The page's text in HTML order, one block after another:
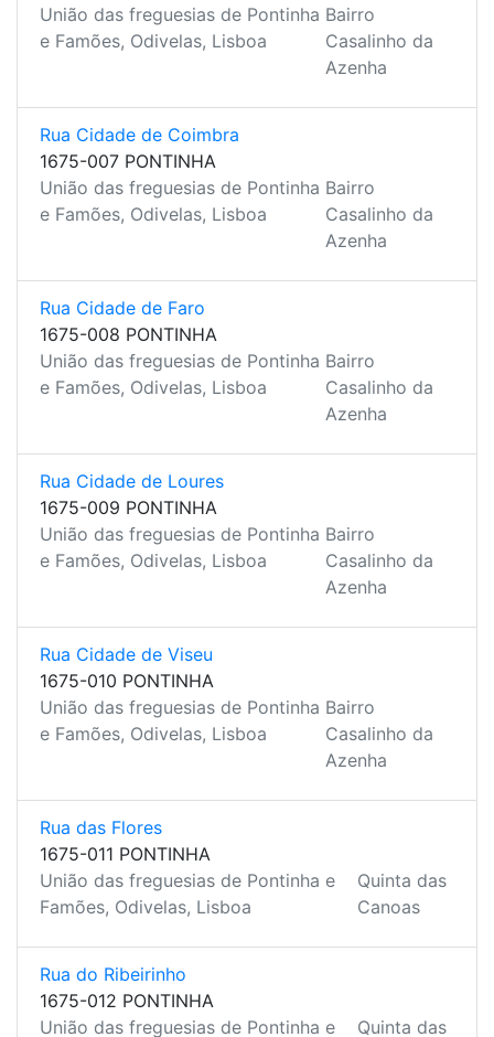
União das freguesias de Pontinha
e Famões, Odivelas, Lisboa
Bairro
Casalinho da
Azenha
Rua Cidade de Coimbra
1675-007 PONTINHA
União das freguesias de Pontinha
e Famões, Odivelas, Lisboa
Bairro
Casalinho da
Azenha
Rua Cidade de Faro
1675-008 PONTINHA
União das freguesias de Pontinha
e Famões, Odivelas, Lisboa
Bairro
Casalinho da
Azenha
Rua Cidade de Loures
1675-009 PONTINHA
União das freguesias de Pontinha
e Famões, Odivelas, Lisboa
Bairro
Casalinho da
Azenha
Rua Cidade de Viseu
1675-010 PONTINHA
União das freguesias de Pontinha
e Famões, Odivelas, Lisboa
Bairro
Casalinho da
Azenha
Rua das Flores
1675-011 PONTINHA
União das freguesias de Pontinha e
Famões, Odivelas, Lisboa
Quinta das
Canoas
Rua do Ribeirinho
1675-012 PONTINHA
União das freguesias de Pontinha e
Quinta das